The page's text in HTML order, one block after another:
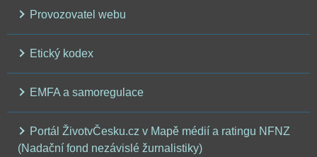
Provozovatel webu
Etický kodex
EMFA a samoregulace
Portál ŽivotvČesku.cz v Mapě médií a ratingu NFNZ
(Nadační fond nezávislé žurnalistiky)